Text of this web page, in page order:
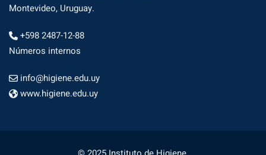
Montevideo, Uruguay.
+598 2487-12-88
Números internos
info@higiene.edu.uy
www.higiene.edu.uy